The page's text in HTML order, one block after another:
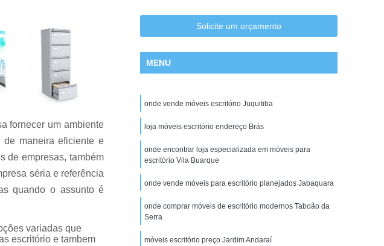
Cadeira Escritório no Centro de SP
Cadeira para Escritório
Cadeiras de Escritório em Promoção
Cadeiras para Escritório
Comprar Cadeira de Escritório
Conserto de Cadeira Giratoria
Conserto de Cadeiras de Escritório
Madeira
Conserto de Estofados de Cadeiras
Conserto de Poltrona
Manutenção de Cadeiras de Escritorio
Escritório
Reforma de Cadeira Giratoria
Estação de Escritório em São Paulo
Estação de Escritório em SP
Estação de Escritório na Zona Norte
Escritório na Zona Oeste
Estação de Escritório na Zona Sul
fornecer um ambiente
de maneira eficiente e
de empresas, também
séria e referência
quando o assunto é
variadas que
escritório e tambem
Solicite um orçamento
MENU
onde vende móveis escritório Juquitiba
loja móveis escritório endereço Brás
onde encontrar loja especializada em móveis para
escritório Vila Buarque
onde vende móveis para escritório planejados Jabaquara
onde comprar móveis de escritório modernos Taboão da
Serra
móveis escritório preço Jardim Andaraí